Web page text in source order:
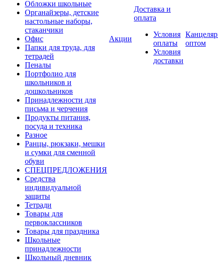
Обложки школьные
Органайзеры, детские
настольные наборы,
стаканчики
Офис
Папки для труда, для
тетрадей
Пеналы
Портфолио для
школьников и
дошкольников
Принадлежности для
письма и черчения
Продукты питания,
посуда и техника
Разное
Ранцы, рюкзаки, мешки
и сумки для сменной
обуви
СПЕЦПРЕДЛОЖЕНИЯ
Средства
индивидуальной
защиты
Тетради
Товары для
первоклассников
Товары для праздника
Школьные
принадлежности
Школьный дневник
Акции
Доставка и
оплата
Условия
оплаты
Условия
доставки
оптом